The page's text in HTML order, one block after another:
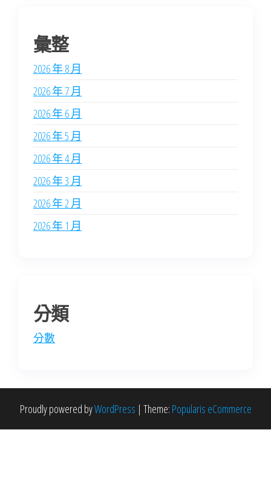
彙整
2026 年 8 月
2026 年 7 月
2026 年 6 月
2026 年 5 月
2026 年 4 月
2026 年 3 月
2026 年 2 月
2026 年 1 月
分類
分數
Proudly powered byWordPress | Theme: Popularis eCommerce